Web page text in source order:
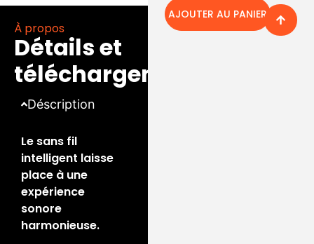
À propos
Détails et
téléchargements
Déscription
Le sans fil
intelligent laisse
place à une
expérience
sonore
harmonieuse.
AJOUTER AU PANIER